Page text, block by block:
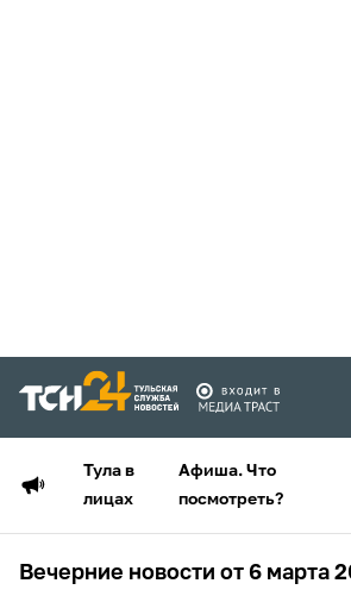
Тула в
лицах
Афиша. Что
посмотреть?
Вечерние новости от 6 марта